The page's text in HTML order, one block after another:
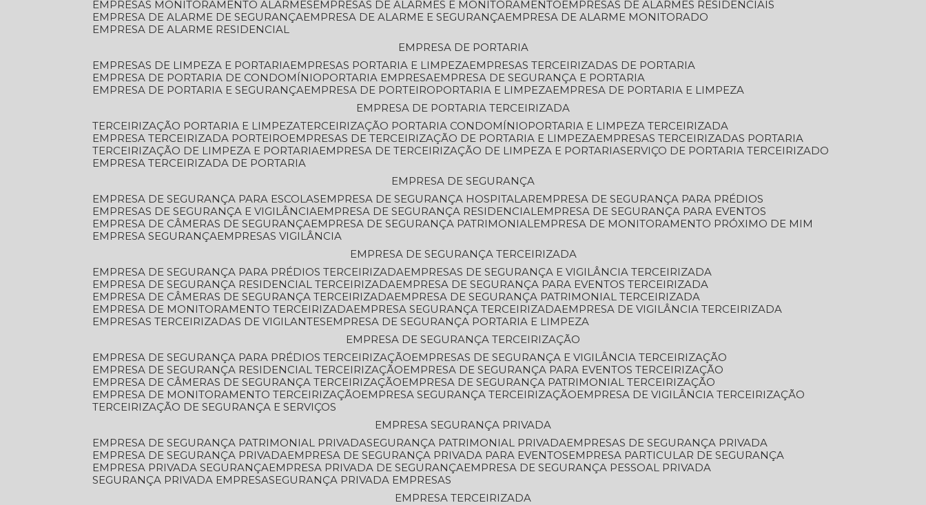
EMPRESAS MONITORAMENTO ALARMES
EMPRESAS DE ALARMES E MONITORAMENTO
EMPRESAS DE ALARMES RESIDENCIAIS
EMPRESA DE ALARME DE SEGURANÇA
EMPRESA DE ALARME E SEGURANÇA
EMPRESA DE ALARME MONITORADO
EMPRESA DE ALARME RESIDENCIAL
EMPRESA DE PORTARIA
EMPRESAS DE LIMPEZA E PORTARIA
EMPRESAS PORTARIA E LIMPEZA
EMPRESAS TERCEIRIZADAS DE PORTARIA
EMPRESA DE PORTARIA DE CONDOMÍNIO
PORTARIA EMPRESA
EMPRESA DE SEGURANÇA E PORTARIA
EMPRESA DE PORTARIA E SEGURANÇA
EMPRESA DE PORTEIRO PORTARIA E LIMPEZA
EMPRESA DE PORTARIA E LIMPEZA
EMPRESA DE PORTARIA TERCEIRIZADA
TERCEIRIZAÇÃO PORTARIA E LIMPEZA TERCEIRIZAÇÃO PORTARIA CONDOMÍNIO
PORTARIA E LIMPEZA TERCEIRIZADA
EMPRESA TERCEIRIZADA PORTEIRO
EMPRESAS DE TERCEIRIZAÇÃO DE PORTARIA E LIMPEZA
EMPRESAS TERCEIRIZADAS PORTARIA
TERCEIRIZAÇÃO DE LIMPEZA E PORTARIA
EMPRESA DE TERCEIRIZAÇÃO DE LIMPEZA E PORTARIA SERVIÇO DE PORTARIA TERCEIRIZADO
EMPRESA TERCEIRIZADA DE PORTARIA
EMPRESA DE SEGURANÇA
EMPRESA DE SEGURANÇA PARA ESCOLAS
EMPRESA DE SEGURANÇA HOSPITALAR
EMPRESA DE SEGURANÇA PARA PRÉDIOS
EMPRESAS DE SEGURANÇA E VIGILÂNCIA
EMPRESA DE SEGURANÇA RESIDENCIAL
EMPRESA DE SEGURANÇA PARA EVENTOS
EMPRESA DE CÂMERAS DE SEGURANÇA
EMPRESA DE SEGURANÇA PATRIMONIAL
EMPRESA DE MONITORAMENTO PRÓXIMO DE MIM
EMPRESA SEGURANÇA
EMPRESAS VIGILÂNCIA
EMPRESA DE SEGURANÇA TERCEIRIZADA
EMPRESA DE SEGURANÇA PARA PRÉDIOS TERCEIRIZADA
EMPRESAS DE SEGURANÇA E VIGILÂNCIA TERCEIRIZADA
EMPRESA DE SEGURANÇA RESIDENCIAL TERCEIRIZADA
EMPRESA DE SEGURANÇA PARA EVENTOS TERCEIRIZADA
EMPRESA DE CÂMERAS DE SEGURANÇA TERCEIRIZADA
EMPRESA DE SEGURANÇA PATRIMONIAL TERCEIRIZADA
EMPRESA DE MONITORAMENTO TERCEIRIZADA
EMPRESA SEGURANÇA TERCEIRIZADA
EMPRESA DE VIGILÂNCIA TERCEIRIZADA
EMPRESAS TERCEIRIZADAS DE VIGILANTES
EMPRESA DE SEGURANÇA PORTARIA E LIMPEZA
EMPRESA DE SEGURANÇA TERCEIRIZAÇÃO
EMPRESA DE SEGURANÇA PARA PRÉDIOS TERCEIRIZAÇÃO
EMPRESAS DE SEGURANÇA E VIGILÂNCIA TERCEIRIZAÇÃO
EMPRESA DE SEGURANÇA RESIDENCIAL TERCEIRIZAÇÃO
EMPRESA DE SEGURANÇA PARA EVENTOS TERCEIRIZAÇÃO
EMPRESA DE CÂMERAS DE SEGURANÇA TERCEIRIZAÇÃO
EMPRESA DE SEGURANÇA PATRIMONIAL TERCEIRIZAÇÃO
EMPRESA DE MONITORAMENTO TERCEIRIZAÇÃO
EMPRESA SEGURANÇA TERCEIRIZAÇÃO
EMPRESA DE VIGILÂNCIA TERCEIRIZAÇÃO
TERCEIRIZAÇÃO DE SEGURANÇA E SERVIÇOS
EMPRESA SEGURANÇA PRIVADA
EMPRESA DE SEGURANÇA PATRIMONIAL PRIVADA SEGURANÇA PATRIMONIAL PRIVADA
EMPRESAS DE SEGURANÇA PRIVADA
EMPRESA DE SEGURANÇA PRIVADA
EMPRESA DE SEGURANÇA PRIVADA PARA EVENTOS
EMPRESA PARTICULAR DE SEGURANÇA
EMPRESA PRIVADA SEGURANÇA
EMPRESA PRIVADA DE SEGURANÇA
EMPRESA DE SEGURANÇA PESSOAL PRIVADA
SEGURANÇA PRIVADA EMPRESA SEGURANÇA PRIVADA EMPRESAS
EMPRESA TERCEIRIZADA